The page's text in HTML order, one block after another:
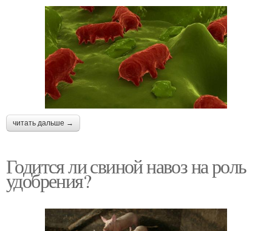
читать дальше →
Годится ли свиной навоз на роль
удобрения?